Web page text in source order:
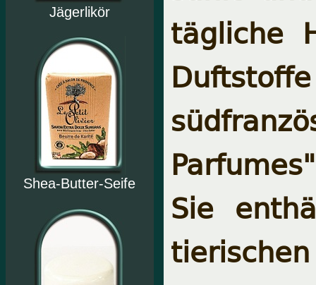
Jägerlikör
Shea-Butter-Seife
tägliche
Sie